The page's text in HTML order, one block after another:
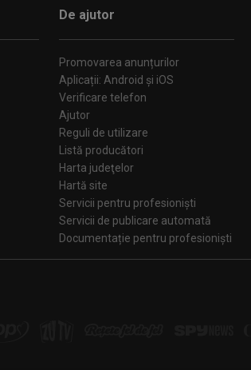
fumurii din fabrică;
setate;
lombar;
De ajutor
Promovarea anunțurilor
Aplicații: Android și iOS
Verificare telefon
Ajutor
Reguli de utilizare
Listă producători
Harta judeţelor
Hartă site
Servicii pentru profesioniști
Servicii de publicare automată
Documentație pentru profesioniști